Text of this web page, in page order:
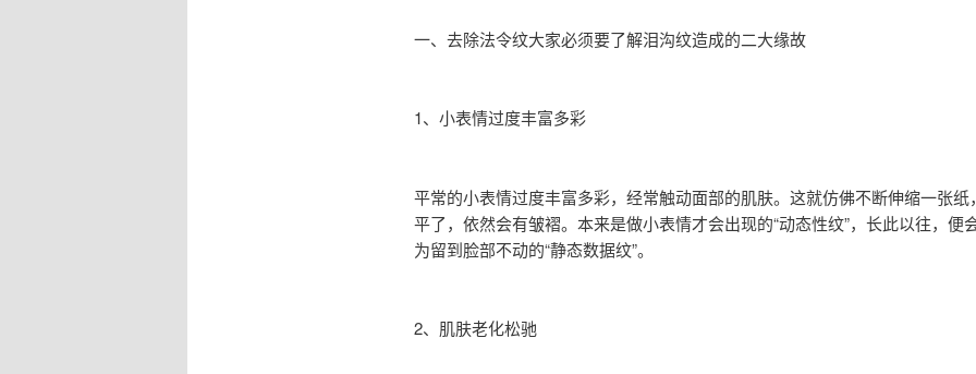
一、去除法令纹大家必须要了解泪沟纹造成的二大缘故
1、小表情过度丰富多彩
平常的小表情过度丰富多彩，经常触动面部的肌肤。这就仿佛不断伸缩一张纸
平了，依然会有皱褶。本来是做小表情才会出现的“动态性纹”，长此以往，便
为留到脸部不动的“静态数据纹”。
2、肌肤老化松驰